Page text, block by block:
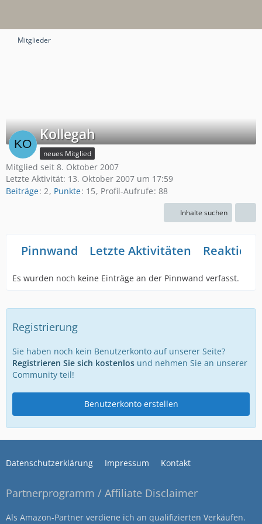
Mitglieder
Kollegah
neues Mitglied
Mitglied seit 8. Oktober 2007
Letzte Aktivität: 13. Oktober 2007 um 17:59
Beiträge 2 Punkte 15 Profil-Aufrufe 88
Inhalte suchen
Pinnwand Letzte Aktivitäten
Es wurden noch keine Einträge an der Pinnwand verfasst.
Registrierung
Sie haben noch kein Benutzerkonto auf unserer Seite?
Registrieren Sie sich kostenlos und nehmen Sie an unserer
Community teil!
Benutzerkonto erstellen
Datenschutzerklärung Impressum Kontakt
Partnerprogramm / Affiliate Disclaimer
Als Amazon-Partner verdiene ich an qualifizierten Verkäufen.